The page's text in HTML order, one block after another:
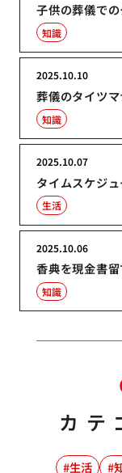
子供の葬儀で
知識
葬儀のタイツ
2025.10.10
知識
タイムスケジ
2025.10.07
生活
香典を現金書
2025.10.06
知識
カテ
生活